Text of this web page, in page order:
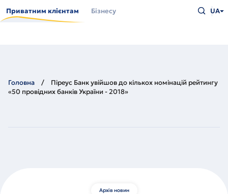
до
основного
Приватним клієнтам Бізнесу
що
UA
Головна
Піреус Банк увійшов до кількох номінацій рейтингу
«50 провідних банків України - 2018»
Архів новин